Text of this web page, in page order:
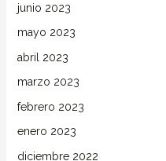
junio 2023
mayo 2023
abril 2023
marzo 2023
febrero 2023
enero 2023
diciembre 2022